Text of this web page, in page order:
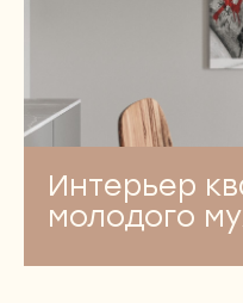
Интерьер
молодого
Telegram
WhatsApp
+7 (495) 492